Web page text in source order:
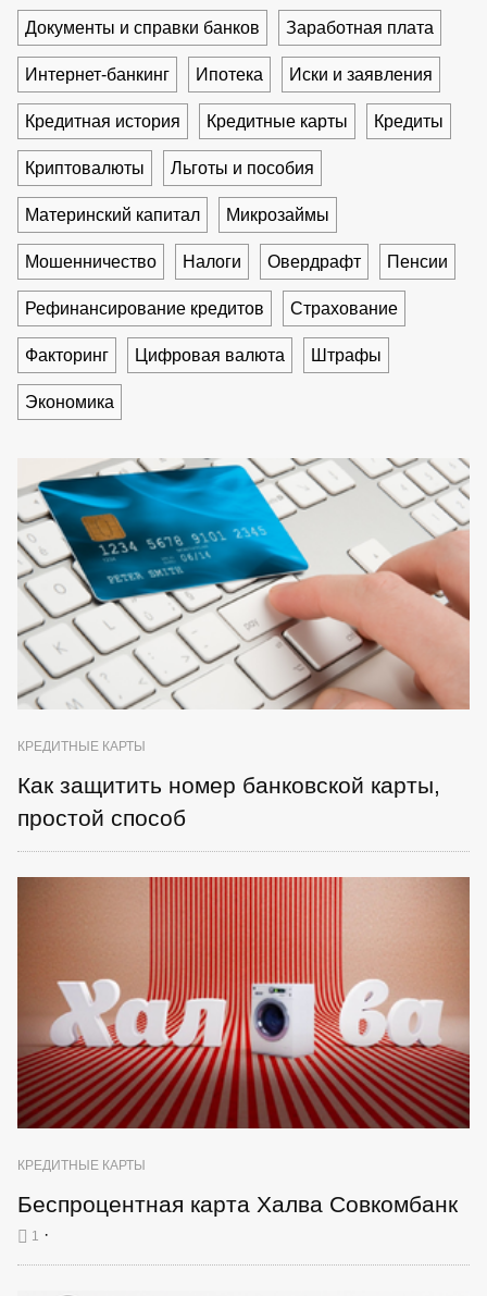
Документы и справки банков Заработная плата
Интернет-банкинг Ипотека Иски и заявления
Кредитная история Кредитные карты Кредиты
Криптовалюты Льготы и пособия
Материнский капитал Микрозаймы
Мошенничество Налоги Овердрафт Пенсии
Рефинансирование кредитов Страхование
Факторинг Цифровая валюта Штрафы
Экономика
КРЕДИТНЫЕ КАРТЫ
Как защитить номер банковской карты,
простой способ
КРЕДИТНЫЕ КАРТЫ
Беспроцентная карта Халва Совкомбанк
1 ·